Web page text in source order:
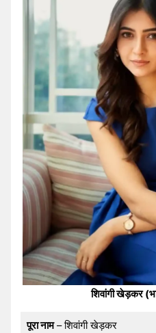
शिवांगी खेड़कर
पूरा नाम– शिवांगी खेड़कर